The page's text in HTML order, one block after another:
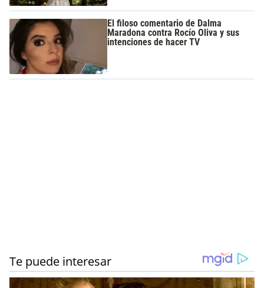
El filoso comentario de Dalma
Maradona contra Rocío Oliva y sus
intenciones de hacer TV